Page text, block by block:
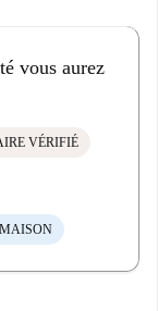
vous aurez
VÉRIFIÉ